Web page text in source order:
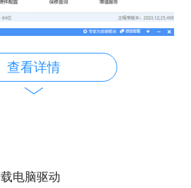
查看详情
电脑驱动